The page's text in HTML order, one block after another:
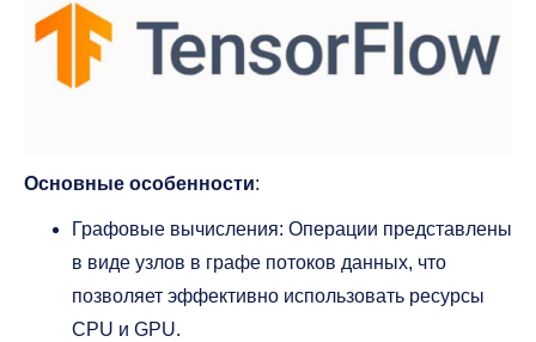
Основные особенности:
Графовые вычисления: Операции представлены
в виде узлов в графе потоков данных, что
позволяет эффективно использовать ресурсы
CPU и GPU.